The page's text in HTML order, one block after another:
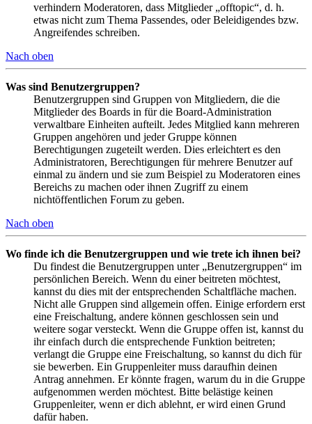
verhindern Moderatoren, dass Mitglieder „offtopic“, d. h.
etwas nicht zum Thema Passendes, oder Beleidigendes bzw.
Angreifendes schreiben.
Nach oben
Was sind Benutzergruppen?
Benutzergruppen sind Gruppen von Mitgliedern, die die
Mitglieder des Boards in für die Board-Administration
verwaltbare Einheiten aufteilt. Jedes Mitglied kann mehreren
Gruppen angehören und jeder Gruppe können
Berechtigungen zugeteilt werden. Dies erleichtert es den
Administratoren, Berechtigungen für mehrere Benutzer auf
einmal zu ändern und sie zum Beispiel zu Moderatoren eines
Bereichs zu machen oder ihnen Zugriff zu einem
nichtöffentlichen Forum zu geben.
Nach oben
Wo finde ich die Benutzergruppen und wie trete ich ihnen bei?
Du findest die Benutzergruppen unter „Benutzergruppen“ im
persönlichen Bereich. Wenn du einer beitreten möchtest,
kannst du dies mit der entsprechenden Schaltfläche machen.
Nicht alle Gruppen sind allgemein offen. Einige erfordern erst
eine Freischaltung, andere können geschlossen sein und
weitere sogar versteckt. Wenn die Gruppe offen ist, kannst du
ihr einfach durch die entsprechende Funktion beitreten;
verlangt die Gruppe eine Freischaltung, so kannst du dich für
sie bewerben. Ein Gruppenleiter muss daraufhin deinen
Antrag annehmen. Er könnte fragen, warum du in die Gruppe
aufgenommen werden möchtest. Bitte belästige keinen
Gruppenleiter, wenn er dich ablehnt, er wird einen Grund
dafür haben.